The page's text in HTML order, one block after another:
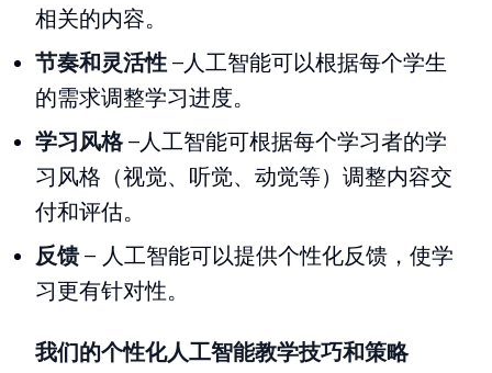
相关的内容。
节奏和灵活性 –人工智能可以根据每个学生
的需求调整学习进度。
学习风格–人工智能可根据每个学习者的学
习风格（视觉、听觉、动觉等）调整内容交
付和评估。
反馈– 人工智能可以提供个性化反馈，使学
习更有针对性。
我们的个性化人工智能教学技巧和策略